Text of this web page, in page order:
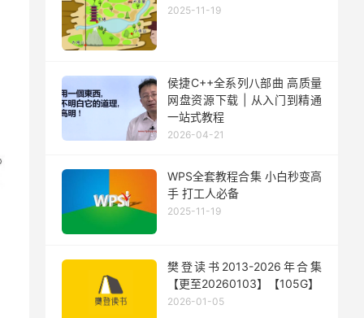
2025-11-19
侯捷C++全系列八部曲 高质量
网盘资源下载 | 从入门到精通
一站式教程
2026-04-21
WPS全套教程合集 小白秒变高
手 打工人必备
2025-11-19
樊登读书2013-2026年合集
【更至20260103】【105G】
2026-01-05